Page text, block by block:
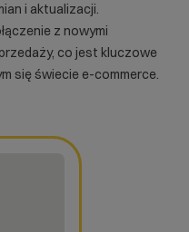
i aktualizacji.
z nowymi
co jest kluczowe
się świecie e-commerce.